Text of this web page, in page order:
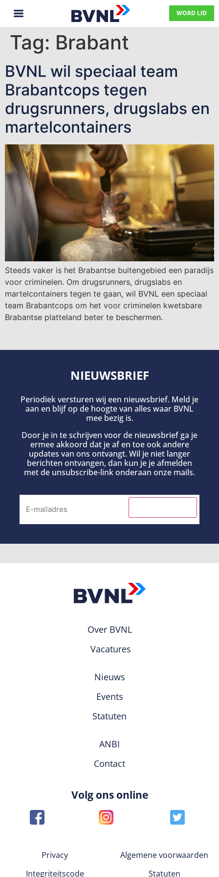
WORD LID
Tag: Brabant
BVNL wil speciaal team
Brabantcops tegen
drugsrunners, drugslabs en
martelcontainers
Steeds vaker is het Brabantse buitengebied een paradijs
voor criminelen. Om drugsrunners, drugslabs en
martelcontainers tegen te gaan, wil BVNL een speciaal
team Brabantcops om het voor criminelen kwetsbare
Brabantse platteland beter te beschermen.
NIEUWSBRIEF
Periodiek versturen wij een nieuwsbrief. Meld je
aan en blijf op de hoogte van alles waar BVNL
mee bezig is.
Door je in te schrijven voor de nieuwsbrief ga je
ermee akkoord dat je af en toe ook andere
updates van ons ontvangt. Wil je niet langer
berichten ontvangen, dan kun je je afmelden
met de unsubscribe-link onderaan onze mails.
Over BVNL
Vacatures
Nieuws
Events
Statuten
ANBI
Contact
Volg ons online
Privacy
Algemene voorwaarden
Integriteitscode
Statuten